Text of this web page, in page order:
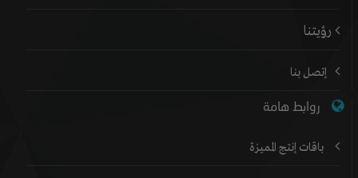
رؤيتنا
إتصل بنا
روابط هامة
باقات إنتج المميزة